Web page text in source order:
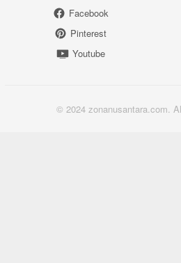
Facebook
Pinterest
Youtube
© 2024 zonanusantara.com.